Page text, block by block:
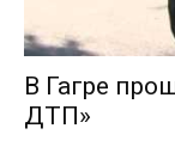
В Гагре
ДТП»